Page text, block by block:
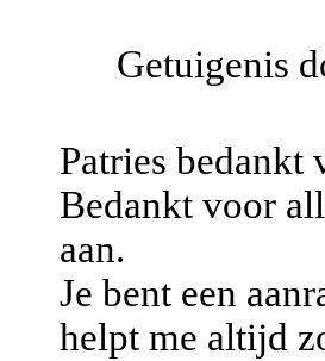
Getuigenis
Patries bedankt
Bedankt voor
aan.
Je bent een
helpt me altijd